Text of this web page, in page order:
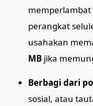
perangkat
usahakan
MB jika
Berbagi dari
sosial, atau